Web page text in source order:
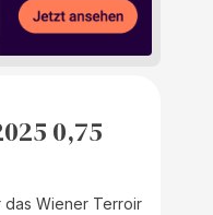
0,75
das Wiener Terroir